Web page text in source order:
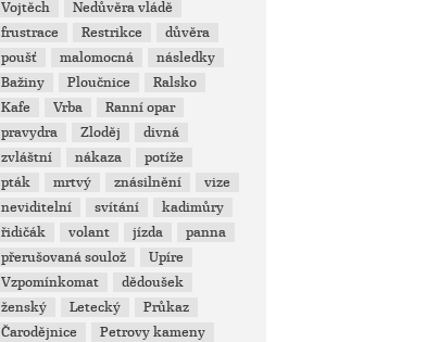
Vojtěch
Nedůvěra vládě
frustrace
Restrikce
důvěra
poušť
malomocná
následky
Bažiny
Ploučnice
Ralsko
Kafe
Vrba
Ranní opar
pravydra
Zloděj
divná
zvláštní
nákaza
potíže
pták
mrtvý znásilnění
vize
neviditelní
svítání
kadimůry
řidičák
volant jízda
panna
přerušovaná soulož
Upíre
Vzpomínkomat
dědoušek
ženský
Letecký
Průkaz
Čarodějnice
Petrovy kameny